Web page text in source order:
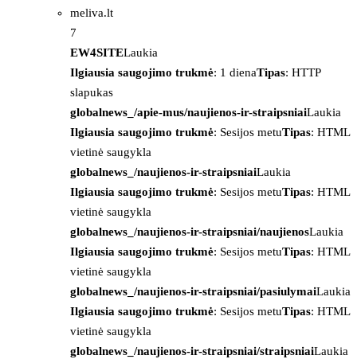
meliva.lt
7
EW4SITELaukia
Ilgiausia saugojimo trukmė: 1 dienaTipas: HTTP
slapukas
globalnews_/apie-mus/naujienos-ir-straipsniaiLaukia
Ilgiausia saugojimo trukmė: Sesijos metuTipas: HTML
vietinė saugykla
globalnews_/naujienos-ir-straipsniaiLaukia
Ilgiausia saugojimo trukmė: Sesijos metuTipas: HTML
vietinė saugykla
globalnews_/naujienos-ir-straipsniai/naujienosLaukia
Ilgiausia saugojimo trukmė: Sesijos metuTipas: HTML
vietinė saugykla
globalnews_/naujienos-ir-straipsniai/pasiulymaiLaukia
Ilgiausia saugojimo trukmė: Sesijos metuTipas: HTML
vietinė saugykla
globalnews_/naujienos-ir-straipsniai/straipsniaiLaukia